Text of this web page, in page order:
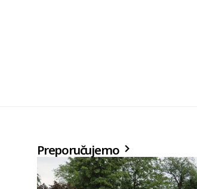
Preporučujemo